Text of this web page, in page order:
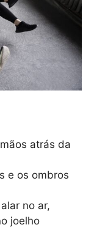
atrás da
e os ombros
no ar,
joelho